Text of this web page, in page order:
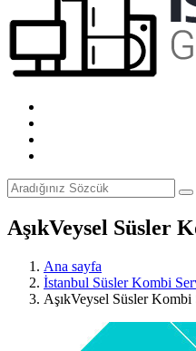
AşıkVeysel Süsler
Ana sayfa
İstanbul Süsler Kombi
AşıkVeysel Süsler Kombi